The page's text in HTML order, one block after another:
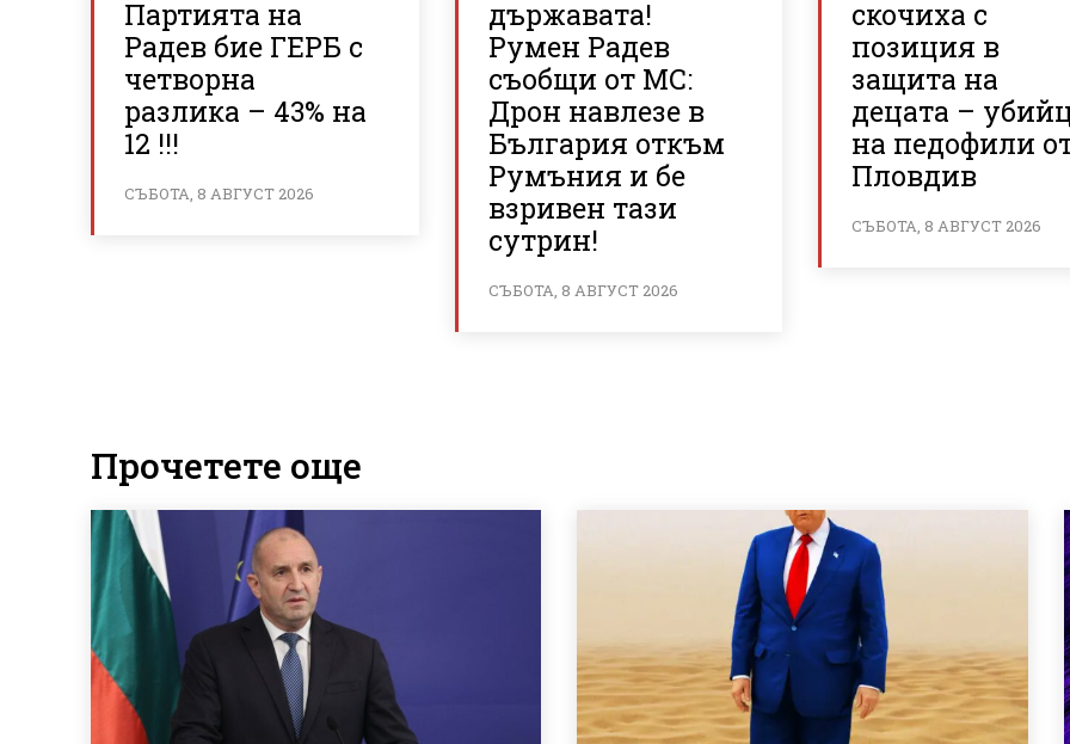
Партията на
Радев бие ГЕРБ с
четворна
разлика – 43% на
12 !!!
СЪБОТА, 8 АВГУСТ 2026
държавата!
Румен Радев
съобщи от МС:
Дрон навлезе в
България откъм
Румъния и бе
взривен тази
сутрин!
СЪБОТА, 8 АВГУСТ 2026
скочиха с
позиция в
защита на
децата –
на педофили
Пловдив
СЪБОТА, 8 АВГУСТ 2026
Прочетете още